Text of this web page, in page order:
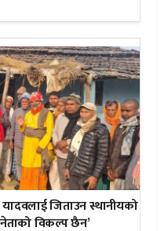
यादवलाई जिताउन स्थानीयको
नेताको विकल्प छैन’